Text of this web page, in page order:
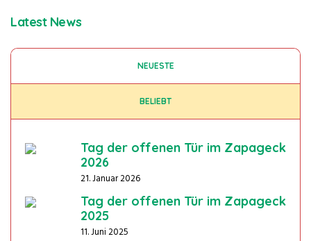
Latest News
NEUESTE
BELIEBT
Tag der offenen Tür im Zapageck
2026
21. Januar 2026
Tag der offenen Tür im Zapageck
2025
11. Juni 2025